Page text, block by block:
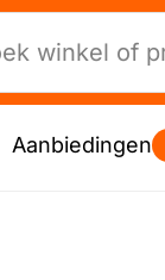
Aanbiedingen